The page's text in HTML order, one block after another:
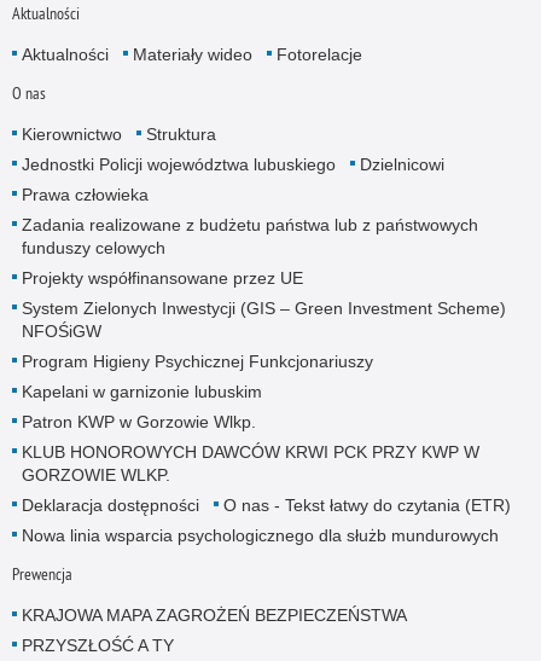
Aktualności
Aktualności Materiały wideo Fotorelacje
O nas
Kierownictwo
Struktura
Jednostki Policji województwa lubuskiego
Dzielnicowi
Prawa człowieka
Zadania realizowane z budżetu państwa lub z państwowych
funduszy celowych
Projekty współfinansowane przez UE
System Zielonych Inwestycji (GIS – Green Investment Scheme)
NFOŚiGW
Program Higieny Psychicznej Funkcjonariuszy
Kapelani w garnizonie lubuskim
Patron KWP w Gorzowie Wlkp.
KLUB HONOROWYCH DAWCÓW KRWI PCK PRZY KWP W
GORZOWIE WLKP.
Deklaracja dostępności
O nas - Tekst łatwy do czytania (ETR)
Nowa linia wsparcia psychologicznego dla służb mundurowych
Prewencja
KRAJOWA MAPA ZAGROŻEŃ BEZPIECZEŃSTWA
PRZYSZŁOŚĆ A TY